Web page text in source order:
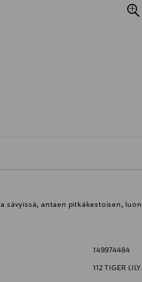
sävyissä, antaen pitkäkestoisen,
149974484
112 TIGER LILY